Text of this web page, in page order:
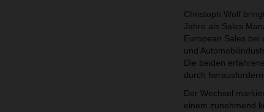
Christoph Wolf
Jahre als Sales
European Sales bei
und
Die beiden
durch
Der Wechsel
einem zunehmend